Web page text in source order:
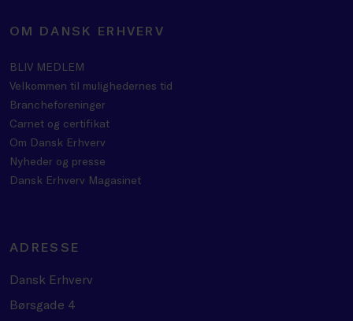
OM DANSK ERHVERV
BLIV MEDLEM
Velkommen til mulighedernes tid
Brancheforeninger
Carnet og certifikat
Om Dansk Erhverv
Nyheder og presse
Dansk Erhverv Magasinet
ADRESSE
Dansk Erhverv
Børsgade 4